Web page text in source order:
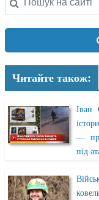
Читайте також:
Іван
—
під